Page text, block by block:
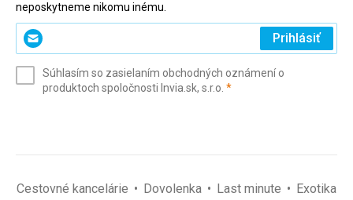
neposkytneme nikomu inému.
Zadajte
svoj
(povinné)
Prihlásiť
Súhlasím so zasielaním obchodných oznámení o
produktoch spoločnosti Invia.sk, s.r.o. *(povinné)
Cestovné kancelárie Dovolenka Last minute
Exotika